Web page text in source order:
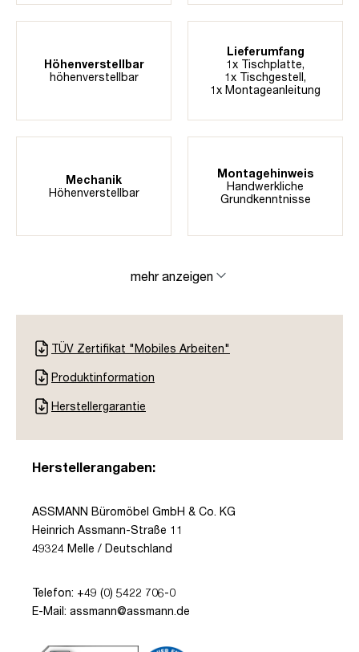
Höhenverstellbar
höhenverstellbar
Lieferumfang
1x Tischplatte,
1x Tischgestell,
1x Montageanleitung
Mechanik
Höhenverstellbar
Montagehinweis
Handwerkliche
Grundkenntnisse
mehr anzeigen
TÜV Zertifikat "Mobiles Arbeiten"
Produktinformation
Herstellergarantie
Herstellerangaben:
ASSMANN Büromöbel GmbH & Co. KG
Heinrich Assmann-Straße 11
49324 Melle / Deutschland
Telefon: +49 (0) 5422 706-0
E-Mail: assmann@assmann.de